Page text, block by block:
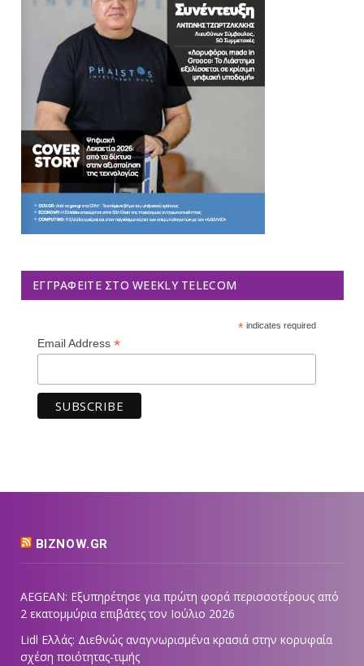
ΕΓΓΡΑΦΕΊΤΕ ΣΤΟ WEEKLY TELECOM
*indicates required
Email Address *
BIZNOW.GR
AEGEAN: Εξυπηρέτησε για πρώτη φορά περισσοτέρους από
2 εκατομμύρια επιβάτες τον Ιούλιο 2026
Lidl Ελλάς: Διεθνώς αναγνωρισμένα κρασιά στην κορυφαία
σχέση ποιότητας-τιμής